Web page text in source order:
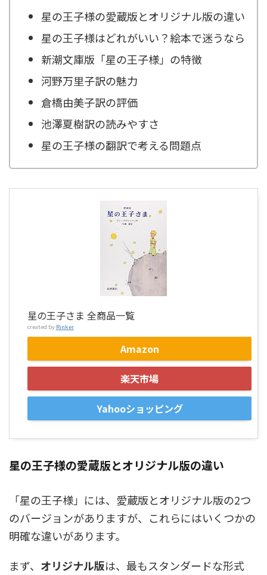
星の王子様の愛蔵版とオリジナル版の違い
星の王子様はどれがいい？絵本で迷うなら
新潮文庫版「星の王子様」の特徴
河野万里子訳の魅力
倉橋由美子訳の評価
池澤夏樹訳の読みやすさ
星の王子様の翻訳で考える問題点
星の王子さま 全商品一覧
created by Rinker
Amazon
楽天市場
Yahooショッピング
星の王子様の愛蔵版とオリジナル版の違い
「星の王子様」には、愛蔵版とオリジナル版の2つ
のバージョンがありますが、これらにはいくつかの
明確な違いがあります。
まず、 オリジナル版は、最もスタンダードな形式